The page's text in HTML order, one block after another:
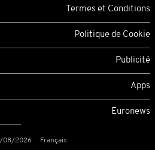
Termes et Conditions
Politique de Cookie
Publicité
Apps
Euronews
08/2026